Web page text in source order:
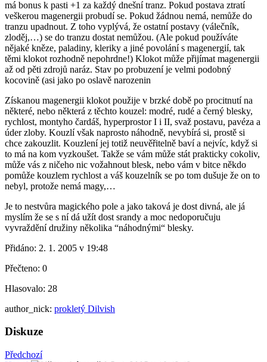
má bonus k pasti +1 za každý dnešní tranz. Pokud postava ztratí
veškerou magenergii probudí se. Pokud žádnou nemá, nemůže do
tranzu upadnout. Z toho vyplývá, že ostatní postavy (válečník,
zloděj,…) se do tranzu dostat nemůžou. (Ale pokud používáte
nějaké kněze, paladiny, kleriky a jiné povolání s magenergií, tak
těmi klokot rozhodně nepohrdne!) Klokot může přijímat magenergii
až od pěti zdrojů naráz. Stav po probuzení je velmi podobný
kocovině (asi jako po oslavě narozenin
Získanou magenergii klokot použije v brzké době po procitnutí na
některé, nebo některá z těchto kouzel: modré, rudé a černý blesky,
rychlost, montyho čardáš, hyperprostor I i II, svaž postavu, pavéza a
úder zloby. Kouzlí však naprosto náhodně, nevybírá si, prostě si
chce zakouzlit. Kouzlení jej totiž neuvěřitelně baví a nejvíc, když si
to má na kom vyzkoušet. Takže se vám může stát prakticky cokoliv,
může vás z ničeho nic vožahnout blesk, nebo vám v bitce někdo
pomůže kouzlem rychlost a váš kouzelník se po tom dušuje že on to
nebyl, protože nemá magy,…
Je to nestvůra magického pole a jako taková je dost divná, ale já
myslím že se s ní dá užít dost srandy a moc nedoporučuju
vyvraždění družiny několika “náhodnými“ blesky.
Přidáno: 2. 1. 2005 v 19:48
Přečteno: 0
Hlasovalo: 28
author_nick: prokletý Dilvish
Diskuze
Předchozí